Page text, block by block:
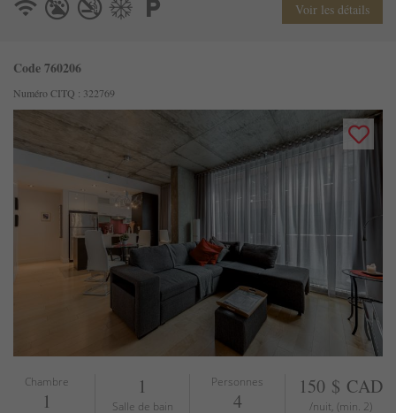
Voir les détails
Code 760206
Numéro CITQ : 322769
Chambre
1
1
Salle de bain
Personnes
4
150 $ CAD
/nuit, (min. 2)